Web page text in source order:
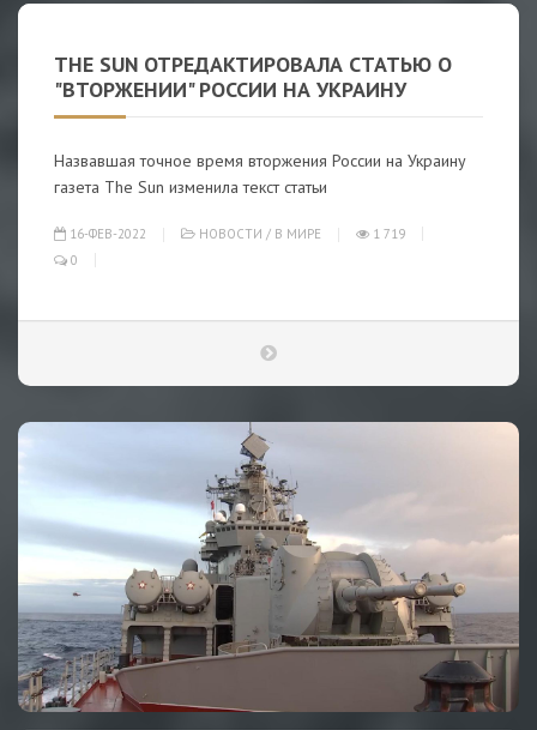
THE SUN ОТРЕДАКТИРОВАЛА СТАТЬЮ О
"ВТОРЖЕНИИ" РОССИИ НА УКРАИНУ
Назвавшая точное время вторжения России на Украину
газета The Sun изменила текст статьи
16-ФЕВ-2022 НОВОСТИ / В МИРЕ
1 719
0